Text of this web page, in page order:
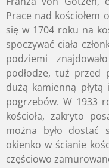
Prace nad kościołem
się w 1704 roku na
spoczywać ciała
podziemi
podłodze, tuż przed
dużą kamienną płytą
pogrzebów. W 1933
kościoła, zakryto
można było dostać
okienko w ścianie
częściowo